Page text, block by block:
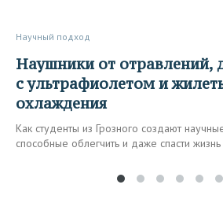
Научный подход
Наушники от отравлений, дверные ручки
с ультрафиолетом и
охлаждения
Как студенты из Грозного создают
способные облегчить и даже спасти